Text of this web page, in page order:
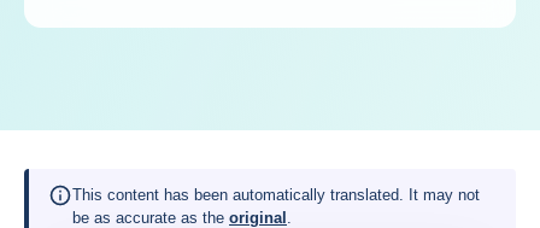
This content has been automatically translated. It may not
be as accurate as the original .